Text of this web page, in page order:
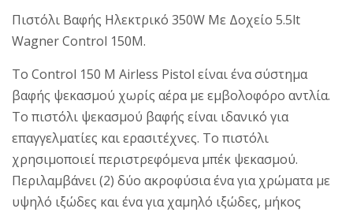
Πιστόλι Βαφής Ηλεκτρικό 350W Mε Δοχείο 5.5lt
Wagner Control 150M.
Το Control 150 M Airless Pistol είναι ένα σύστημα
βαφής ψεκασμού χωρίς αέρα με εμβολοφόρο αντλία.
Το πιστόλι ψεκασμού βαφής είναι ιδανικό για
επαγγελματίες και ερασιτέχνες. Το πιστόλι
χρησιμοποιεί περιστρεφόμενα μπέκ ψεκασμού.
Περιλαμβάνει (2) δύο ακροφύσια ένα για χρώματα με
υψηλό ιξώδες και ένα για χαμηλό ιξώδες, μήκος